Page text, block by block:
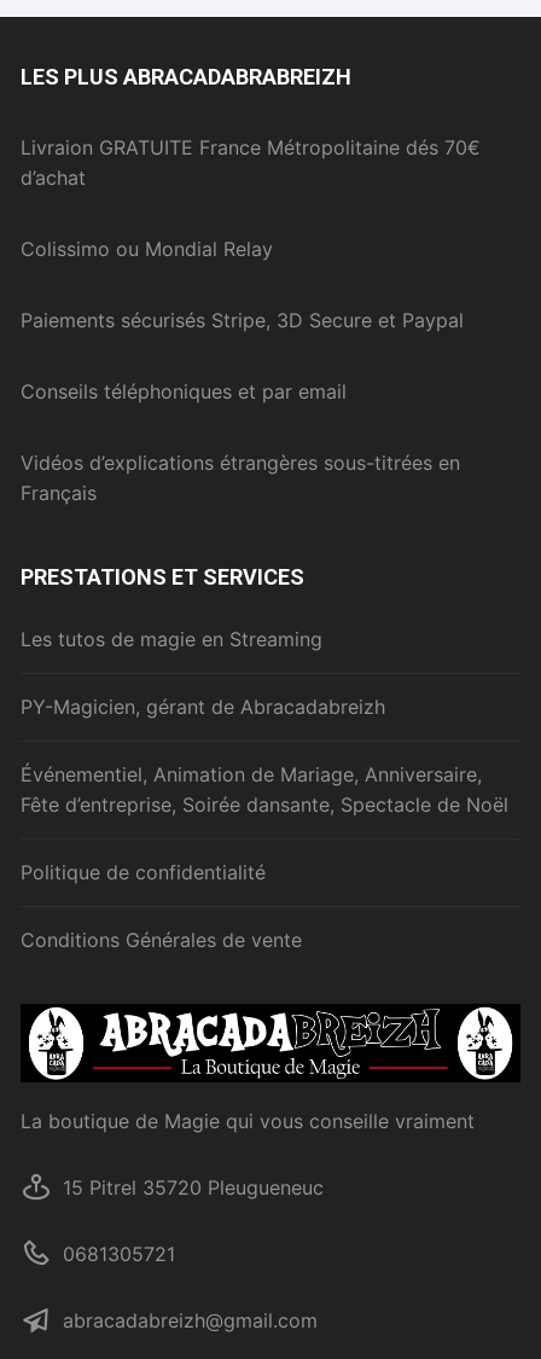
LES PLUS ABRACADABRABREIZH
Livraion GRATUITE France Métropolitaine dés 70€
d’achat
Colissimo ou Mondial Relay
Paiements sécurisés Stripe, 3D Secure et Paypal
Conseils téléphoniques et par email
Vidéos d’explications étrangères sous-titrées en
Français
PRESTATIONS ET SERVICES
Les tutos de magie en Streaming
PY-Magicien, gérant de Abracadabreizh
Événementiel, Animation de Mariage, Anniversaire,
Fête d’entreprise, Soirée dansante, Spectacle de Noël
Politique de confidentialité
Conditions Générales de vente
La boutique de Magie qui vous conseille vraiment
15 Pitrel 35720 Pleugueneuc
0681305721
abracadabreizh@gmail.com